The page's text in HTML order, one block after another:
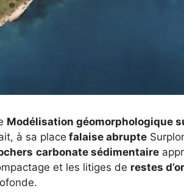
Modélisation géomorphologique
à sa place falaise abrupte
carbonate sédimentaire
et les litiges de restes